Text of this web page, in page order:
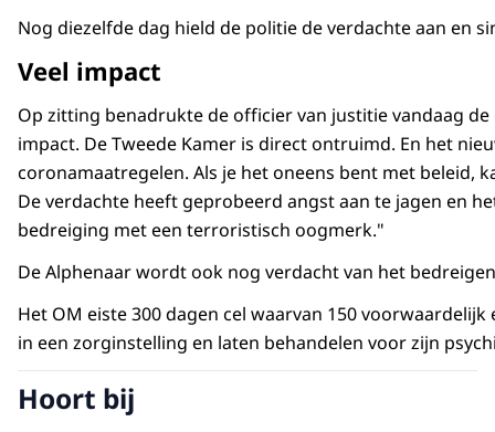
Nog diezelfde dag hield de politie de verdachte aan en
Veel impact
Op zitting benadrukte de officier van justitie vandaag
impact. De Tweede Kamer is direct ontruimd. En het
coronamaatregelen. Als je het oneens bent met beleid,
De verdachte heeft geprobeerd angst aan te jagen en
bedreiging met een terroristisch oogmerk."
De Alphenaar wordt ook nog verdacht van het
Het OM eiste 300 dagen cel waarvan 150
in een zorginstelling en laten behandelen voor zijn
Hoort bij